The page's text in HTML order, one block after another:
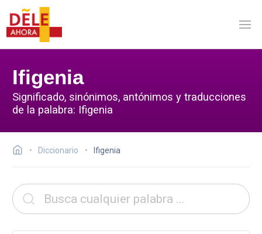
Ifigenia
Significado, sinónimos, antónimos y traducciones
de la palabra: Ifigenia
Diccionario Ifigenia